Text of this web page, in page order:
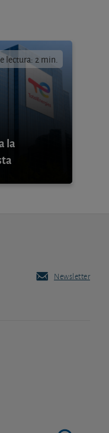
lectura: 2 min.
la
Newsletter